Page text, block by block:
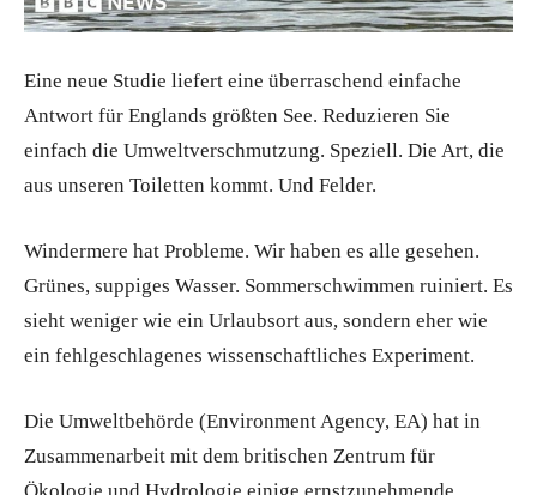
Eine neue Studie liefert eine überraschend einfache
Antwort für Englands größten See. Reduzieren Sie
einfach die Umweltverschmutzung. Speziell. Die Art, die
aus unseren Toiletten kommt. Und Felder.
Windermere hat Probleme. Wir haben es alle gesehen.
Grünes, suppiges Wasser. Sommerschwimmen ruiniert. Es
sieht weniger wie ein Urlaubsort aus, sondern eher wie
ein fehlgeschlagenes wissenschaftliches Experiment.
Die Umweltbehörde (Environment Agency, EA) hat in
Zusammenarbeit mit dem britischen Zentrum für